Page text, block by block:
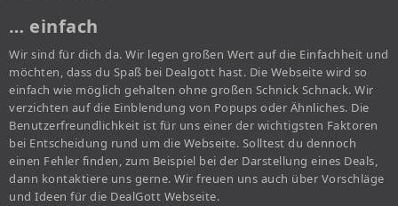
… einfach
Wir sind für dich da. Wir legen großen Wert auf die Einfachheit und
möchten, dass du Spaß bei Dealgott hast. Die Webseite wird so
einfach wie möglich gehalten ohne großen Schnick Schnack. Wir
verzichten auf die Einblendung von Popups oder Ähnliches. Die
Benutzerfreundlichkeit ist für uns einer der wichtigsten Faktoren
bei Entscheidung rund um die Webseite. Solltest du dennoch
einen Fehler finden, zum Beispiel bei der Darstellung eines Deals,
dann kontaktiere uns gerne. Wir freuen uns auch über Vorschläge
und Ideen für die DealGott Webseite.